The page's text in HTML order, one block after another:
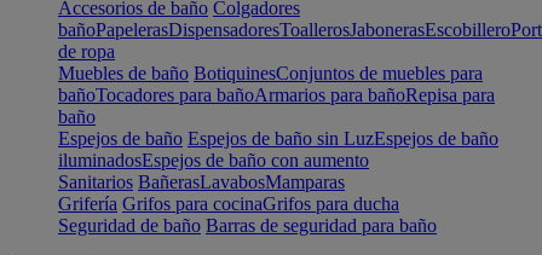
Accesorios de baño Colgadores
bañoPapelerasDispensadoresToallerosJabonerasEscobillero
de ropa
Muebles de baño BotiquinesConjuntos de muebles para
bañoTocadores para bañoArmarios para bañoRepisa para
baño
Espejos de baño Espejos de baño sin LuzEspejos de baño
iluminadosEspejos de baño con aumento
Sanitarios BañerasLavabosMamparas
Grifería Grifos para cocinaGrifos para ducha
Seguridad de baño Barras de seguridad para baño